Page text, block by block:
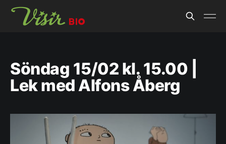
Söndag 15/02 kl. 15.00 |
Lek med Alfons Åberg